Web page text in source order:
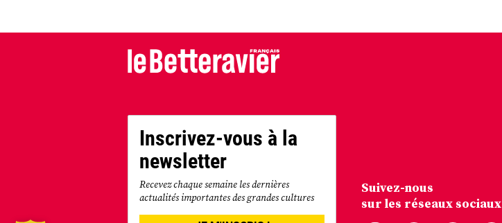
Inscrivez-vous à la
newsletter
Recevez chaque semaine les dernières
actualités importantes des grandes cultures
Suivez-nous
sur les réseaux sociaux